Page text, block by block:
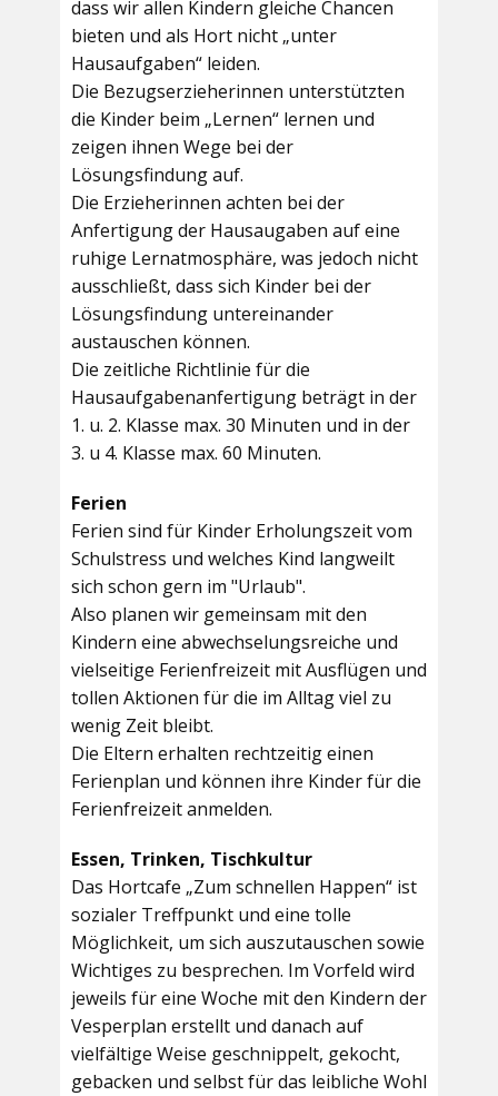
dass wir allen Kindern gleiche Chancen
bieten und als Hort nicht „unter
Hausaufgaben“ leiden.
Die Bezugserzieherinnen unterstützten
die Kinder beim „Lernen“ lernen und
zeigen ihnen Wege bei der
Lösungsfindung auf.
Die Erzieherinnen achten bei der
Anfertigung der Hausaugaben auf eine
ruhige Lernatmosphäre, was jedoch nicht
ausschließt, dass sich Kinder bei der
Lösungsfindung untereinander
austauschen können.
Die zeitliche Richtlinie für die
Hausaufgabenanfertigung beträgt in der
1. u. 2. Klasse max. 30 Minuten und in der
3. u 4. Klasse max. 60 Minuten.
Ferien
Ferien sind für Kinder Erholungszeit vom
Schulstress und welches Kind langweilt
sich schon gern im "Urlaub".
Also planen wir gemeinsam mit den
Kindern eine abwechselungsreiche und
vielseitige Ferienfreizeit mit Ausflügen und
tollen Aktionen für die im Alltag viel zu
wenig Zeit bleibt.
Die Eltern erhalten rechtzeitig einen
Ferienplan und können ihre Kinder für die
Ferienfreizeit anmelden.
Essen, Trinken, Tischkultur
Das Hortcafe „Zum schnellen Happen“ ist
sozialer Treffpunkt und eine tolle
Möglichkeit, um sich auszutauschen sowie
Wichtiges zu besprechen. Im Vorfeld wird
jeweils für eine Woche mit den Kindern der
Vesperplan erstellt und danach auf
vielfältige Weise geschnippelt, gekocht,
gebacken und selbst für das leibliche Wohl